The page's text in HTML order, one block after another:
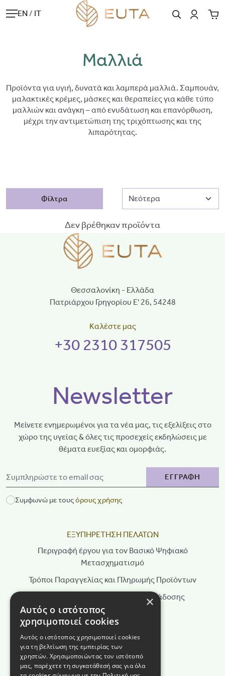
EN / IT
Μαλλιά
Προϊόντα για υγιή, δυνατά και λαμπερά μαλλιά. Σαμπουάν,
μαλακτικές κρέμες, μάσκες και θεραπείες για κάθε τύπο
μαλλιών και ανάγκη – από ενυδάτωση και επανόρθωση,
μέχρι την αντιμετώπιση της τριχόπτωσης και της
λιπαρότητας.
Φίλτρα
Δεν βρέθηκαν προϊόντα
Θεσσαλονίκη - Ελλάδα
Πατριάρχου Γρηγορίου Ε' 26, 54248
Καλέστε μας
+30 2310 317505
ΕΞΥΠΗΡΕΤΗΣΗ ΠΕΛΑΤΩΝ
Περιγραφή έργου για τον Βασικό Ψηφιακό
Μετασχηματισμό
Τρόποι Παραγγελίας και Πληρωμής Προϊόντων
Τρόποι Αποστολής & Χρόνοι Παράδοσης
Πολιτική Επιστροφών
Όροι Χρήσης
Πολιτική Απορρήτου
Newsletter
Μείνετε ενημερωμένοι για τα νέα μας, τις εξελίξεις στο
χώρο της υγείας & όλες τις προσεχείς εκδηλώσεις με
θέματα ευεξίας και ομορφιάς.
ΕΓΓΡΑΦΗ
Συμφωνώ με τουςόρους χρήσης
×
Αυτός ο ιστότοπος
χρησιμοποιεί cookies
Αυτός ο ιστότοπος χρησιμοποιεί cookies
για τη βελτίωση της εμπειρίας των
χρηστών. Χρησιμοποιώντας τον ιστότοπό
μας, παρέχετε τη συγκατάθεσή σας για όλα